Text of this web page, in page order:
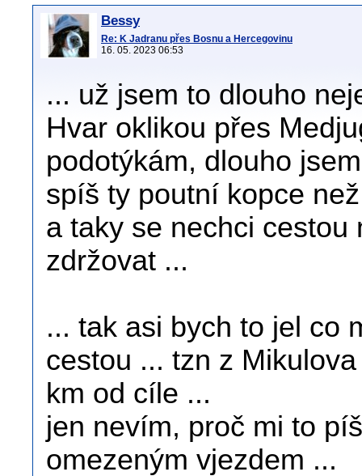
Bessy
Re: K Jadranu přes Bosnu a Hercegovinu
16. 05. 2023 06:53
... už jsem to dlouho
Hvar oklikou přes
podotýkám, dlouho
spíš ty poutní kopce
a taky se nechci cestou
zdržovat ...
... tak asi bych to jel co
cestou ... tzn z
km od cíle ...
jen nevím, proč mi to
omezeným vjezdem ...